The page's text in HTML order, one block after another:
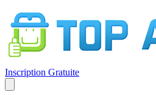
Inscription Gratuite